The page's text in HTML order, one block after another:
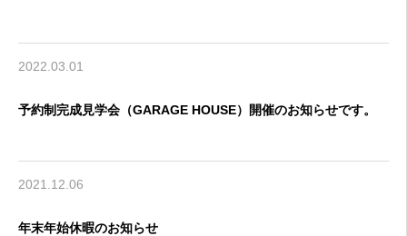
2022.03.01
予約制完成見学会（GARAGE HOUSE）開催のお知らせです。
2021.12.06
年末年始休暇のお知らせ